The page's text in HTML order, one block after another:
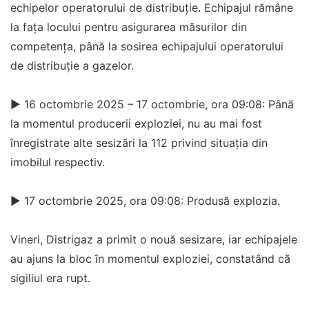
echipelor operatorului de distribuție. Echipajul rămâne
la fața locului pentru asigurarea măsurilor din
competența, până la sosirea echipajului operatorului
de distribuție a gazelor.
► 16 octombrie 2025 – 17 octombrie, ora 09:08: Până
la momentul producerii exploziei, nu au mai fost
înregistrate alte sesizări la 112 privind situația din
imobilul respectiv.
► 17 octombrie 2025, ora 09:08: Produsă explozia.
Vineri, Distrigaz a primit o nouă sesizare, iar echipajele
au ajuns la bloc în momentul exploziei, constatând că
sigiliul era rupt.